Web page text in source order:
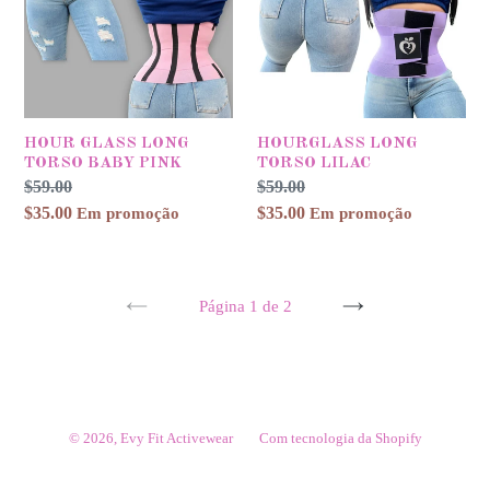
BABY
PINK
HOUR GLASS LONG
TORSO BABY PINK
Preço
normal
$59.00
promocional
$35.00 Em promoção
HOURGLASS LONG
TORSO LILAC
Preço
normal
$59.00
promocional
$35.00 Em promoção
Página 1 de 2
© 2026, Evy Fit Activewear Com tecnologia da Shopify